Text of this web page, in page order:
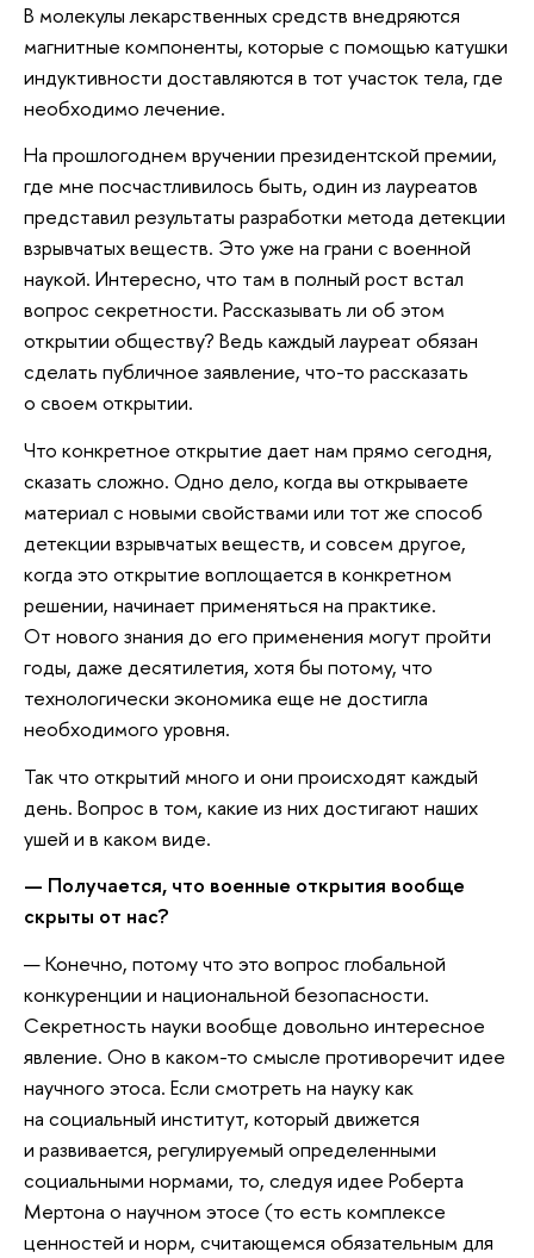
В молекулы лекарственных средств внедряются
магнитные компоненты, которые с помощью катушки
индуктивности доставляются в тот участок тела, где
необходимо лечение.
На прошлогоднем вручении президентской премии,
где мне посчастливилось быть, один из лауреатов
представил результаты разработки метода детекции
взрывчатых веществ. Это уже на грани с военной
наукой. Интересно, что там в полный рост встал
вопрос секретности. Рассказывать ли об этом
открытии обществу? Ведь каждый лауреат обязан
сделать публичное заявление, что-то рассказать
о своем открытии.
Что конкретное открытие дает нам прямо сегодня,
сказать сложно. Одно дело, когда вы открываете
материал с новыми свойствами или тот же способ
детекции взрывчатых веществ, и совсем другое,
когда это открытие воплощается в конкретном
решении, начинает применяться на практике.
От нового знания до его применения могут пройти
годы, даже десятилетия, хотя бы потому, что
технологически экономика еще не достигла
необходимого уровня.
Так что открытий много и они происходят каждый
день. Вопрос в том, какие из них достигают наших
ушей и в каком виде.
— Получается, что военные открытия вообще
скрыты от нас?
— Конечно, потому что это вопрос глобальной
конкуренции и национальной безопасности.
Секретность науки вообще довольно интересное
явление. Оно в каком-то смысле противоречит идее
научного этоса. Если смотреть на науку как
на социальный институт, который движется
и развивается, регулируемый определенными
социальными нормами, то, следуя идее Роберта
Мертона о научном этосе (то есть комплексе
ценностей и норм, считающемся обязательным для